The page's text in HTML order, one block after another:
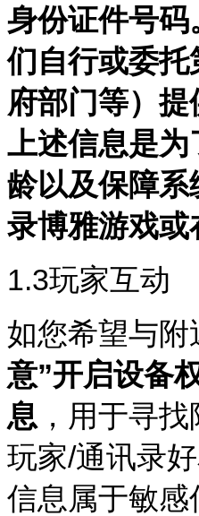
身份证件号
们自行或委
府部门等）
上述信息是
龄以及保障
录博雅游戏
1.3玩家互动
如您希望与
意”开启设备
息 ，用于寻
玩家/通讯录
信息属于敏